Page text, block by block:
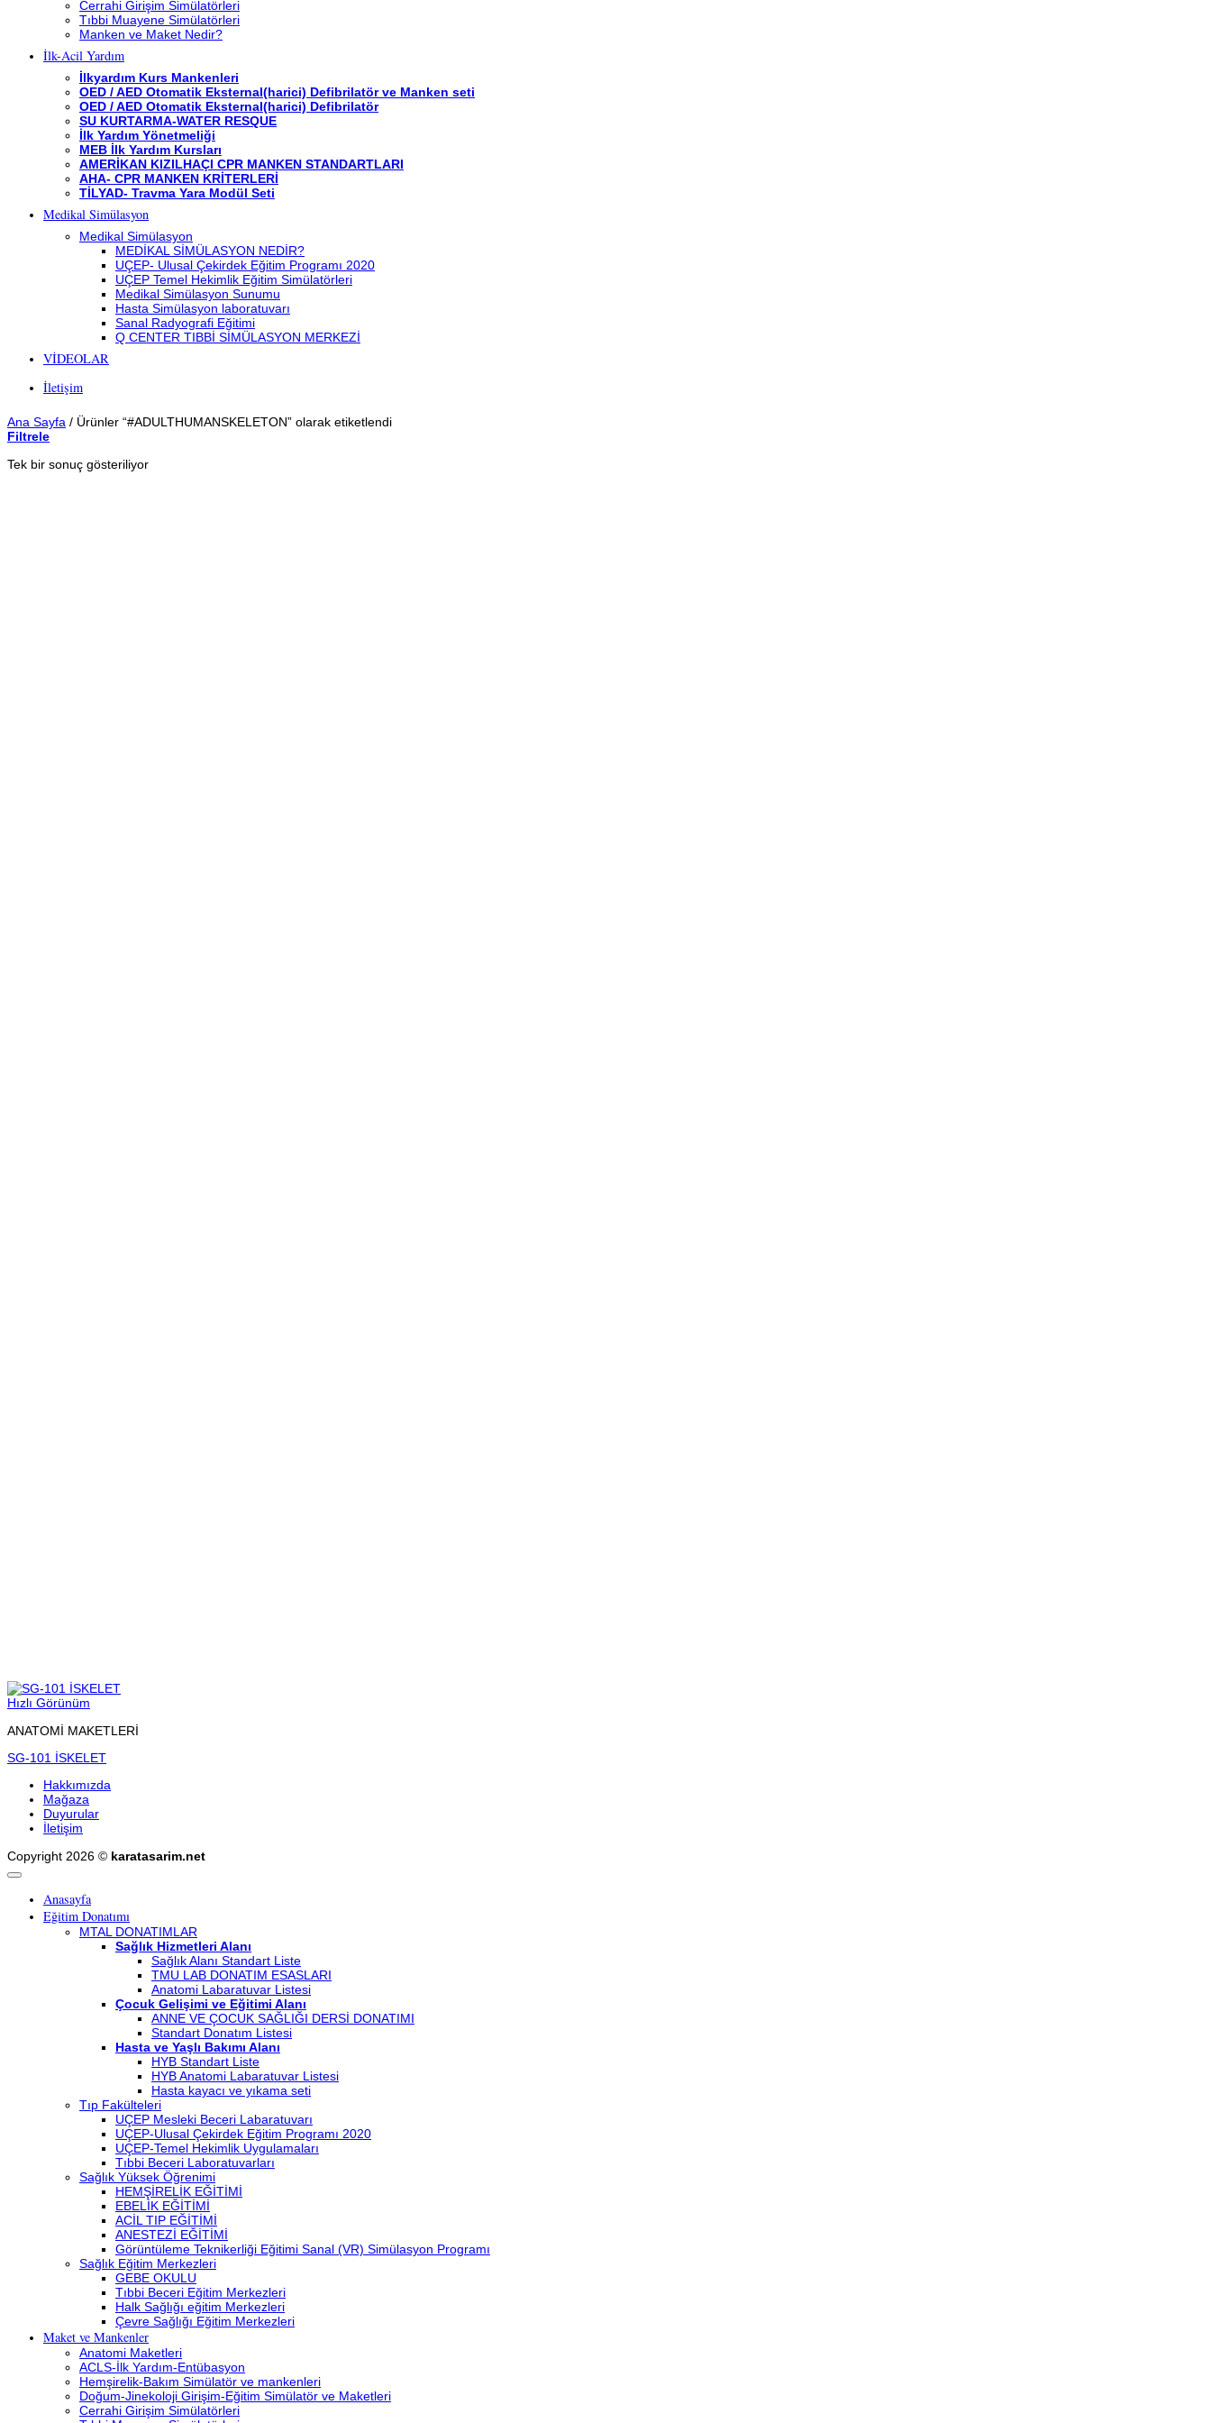
Cerrahi Girişim Simülatörleri
Tıbbi Muayene Simülatörleri
Manken ve Maket Nedir?
İlk-Acil Yardım
İlkyardım Kurs Mankenleri
OED / AED Otomatik Eksternal(harici) Defibrilatör ve Manken seti
OED / AED Otomatik Eksternal(harici) Defibrilatör
SU KURTARMA-WATER RESQUE
İlk Yardım Yönetmeliği
MEB İlk Yardım Kursları
AMERİKAN KIZILHAÇI CPR MANKEN STANDARTLARI
AHA- CPR MANKEN KRİTERLERİ
TİLYAD- Travma Yara Modül Seti
Medikal Simülasyon
Medikal Simülasyon
MEDİKAL SİMÜLASYON NEDİR?
UÇEP- Ulusal Çekirdek Eğitim Programı 2020
UÇEP Temel Hekimlik Eğitim Simülatörleri
Medikal Simülasyon Sunumu
Hasta Simülasyon laboratuvarı
Sanal Radyografi Eğitimi
Q CENTER TIBBİ SİMÜLASYON MERKEZİ
VİDEOLAR
İletişim
Ana Sayfa / Ürünler “#ADULTHUMANSKELETON” olarak etiketlendi
Filtrele
Tek bir sonuç gösteriliyor
Hızlı Görünüm
ANATOMİ MAKETLERİ
SG-101 İSKELET
Hakkımızda
Mağaza
Duyurular
İletişim
Copyright 2026 © karatasarim.net
Anasayfa
Eğitim Donatımı
MTAL DONATIMLAR
Sağlık Hizmetleri Alanı
Sağlık Alanı Standart Liste
TMU LAB DONATIM ESASLARI
Anatomi Labaratuvar Listesi
Çocuk Gelişimi ve Eğitimi Alanı
ANNE VE ÇOCUK SAĞLIĞI DERSİ DONATIMI
Standart Donatım Listesi
Hasta ve Yaşlı Bakımı Alanı
HYB Standart Liste
HYB Anatomi Labaratuvar Listesi
Hasta kayacı ve yıkama seti
Tıp Fakülteleri
UÇEP Mesleki Beceri Labaratuvarı
UÇEP-Ulusal Çekirdek Eğitim Programı 2020
UÇEP-Temel Hekimlik Uygulamaları
Tıbbi Beceri Laboratuvarları
Sağlık Yüksek Öğrenimi
HEMŞİRELİK EĞİTİMİ
EBELİK EĞİTİMİ
ACİL TIP EĞİTİMİ
ANESTEZİ EĞİTİMİ
Görüntüleme Teknikerliği Eğitimi Sanal (VR) Simülasyon Programı
Sağlık Eğitim Merkezleri
GEBE OKULU
Tıbbi Beceri Eğitim Merkezleri
Halk Sağlığı eğitim Merkezleri
Çevre Sağlığı Eğitim Merkezleri
Maket ve Mankenler
Anatomi Maketleri
ACLS-İlk Yardım-Entübasyon
Hemşirelik-Bakım Simülatör ve mankenleri
Doğum-Jinekoloji Girişim-Eğitim Simülatör ve Maketleri
Cerrahi Girişim Simülatörleri